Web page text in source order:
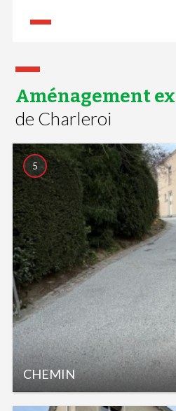
Aménagement
de Charleroi
CHEMIN
5